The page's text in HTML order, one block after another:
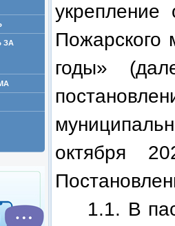
ЗА
укрепление
Пожарского
годы»
октября
1.1. В